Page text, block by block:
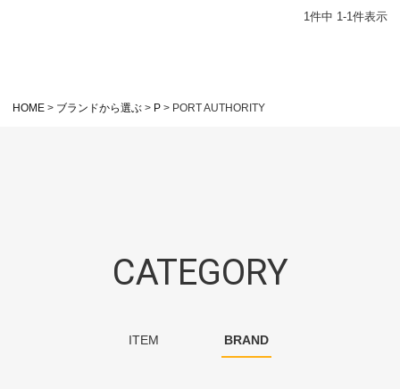
1件中 1-1件表示
HOME ブランドから選ぶ P PORT AUTHORITY
CATEGORY
ITEM BRAND